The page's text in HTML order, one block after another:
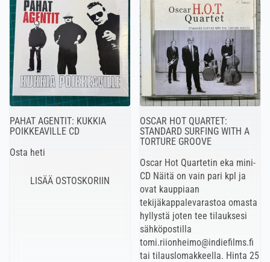
PAHAT AGENTIT: KUKKIA
POIKKEAVILLE CD
Osta heti
OSCAR HOT QUARTET:
STANDARD SURFING WITH A
TORTURE GROOVE
Oscar Hot Quartetin eka mini-
CD Näitä on vain pari kpl ja
ovat kauppiaan
tekijäkappalevarastoa omasta
hyllystä joten tee tilauksesi
sähköpostilla
tomi.riionheimo@indiefilms.fi
tai tilauslomakkeella. Hinta 25